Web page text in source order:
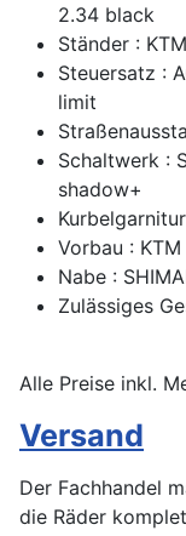
2.34 black
Ständer :
Steuersatz :
limit
Schaltwerk :
shadow+
Vorbau :
Nabe :
Zulässiges
Alle Preise inkl.
Versand
Der Fachhandel
die Räder